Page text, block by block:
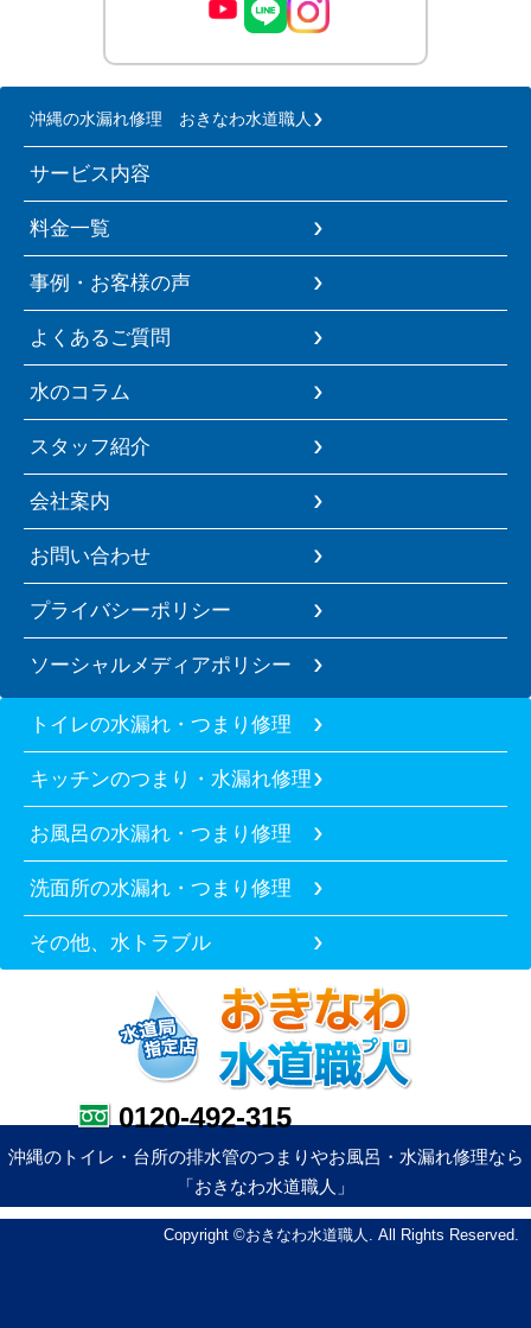
沖縄の水漏れ修理 おきなわ水道職人
サービス内容
料金一覧
事例・お客様の声
よくあるご質問
水のコラム
スタッフ紹介
会社案内
お問い合わせ
プライバシーポリシー
ソーシャルメディアポリシー
トイレの水漏れ・つまり修理
キッチンのつまり・水漏れ修理
お風呂の水漏れ・つまり修理
洗面所の水漏れ・つまり修理
その他、水トラブル
0120-492-315
沖縄のトイレ・台所の排水管のつまりやお風呂・水漏れ修理なら
「おきなわ水道職人」
Copyright ©おきなわ水道職人. All Rights Reserved.